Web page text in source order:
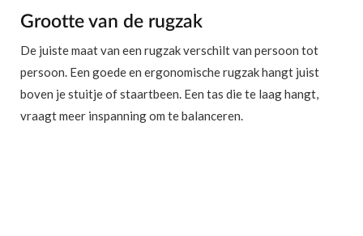
Grootte van de rugzak
De juiste maat van een rugzak verschilt van persoon tot
persoon. Een goede en ergonomische rugzak hangt juist
boven je stuitje of staartbeen. Een tas die te laag hangt,
vraagt ​​meer inspanning om te balanceren.